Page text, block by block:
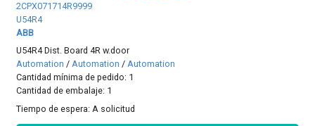
2CPX071714R9999
U54R4
ABB
U54R4 Dist. Board 4R w.door
Automation /Automation /Automation
Cantidad mínima de pedido: 1
Cantidad de embalaje: 1
Tiempo de espera: A solicitud